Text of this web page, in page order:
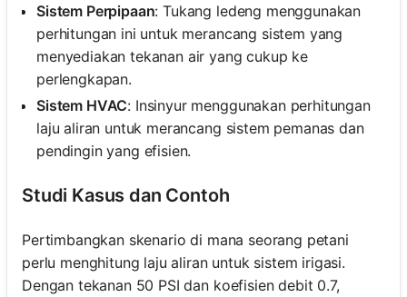
Sistem Perpipaan: Tukang ledeng menggunakan
perhitungan ini untuk merancang sistem yang
menyediakan tekanan air yang cukup ke
perlengkapan.
Sistem HVAC: Insinyur menggunakan perhitungan
laju aliran untuk merancang sistem pemanas dan
pendingin yang efisien.
Studi Kasus dan Contoh
Pertimbangkan skenario di mana seorang petani
perlu menghitung laju aliran untuk sistem irigasi.
Dengan tekanan 50 PSI dan koefisien debit 0.7,